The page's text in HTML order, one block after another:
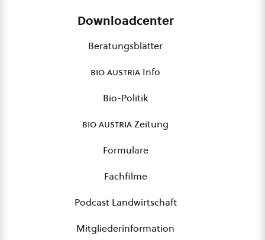
Downloadcenter
Beratungsblätter
bio austria Info
Bio-Politik
bio austriaZeitung
Formulare
Fachfilme
Podcast Landwirtschaft
Mitgliederinformation